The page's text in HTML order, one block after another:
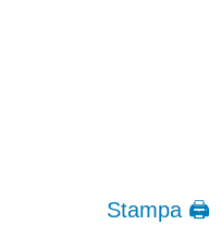
Stampa 🖨